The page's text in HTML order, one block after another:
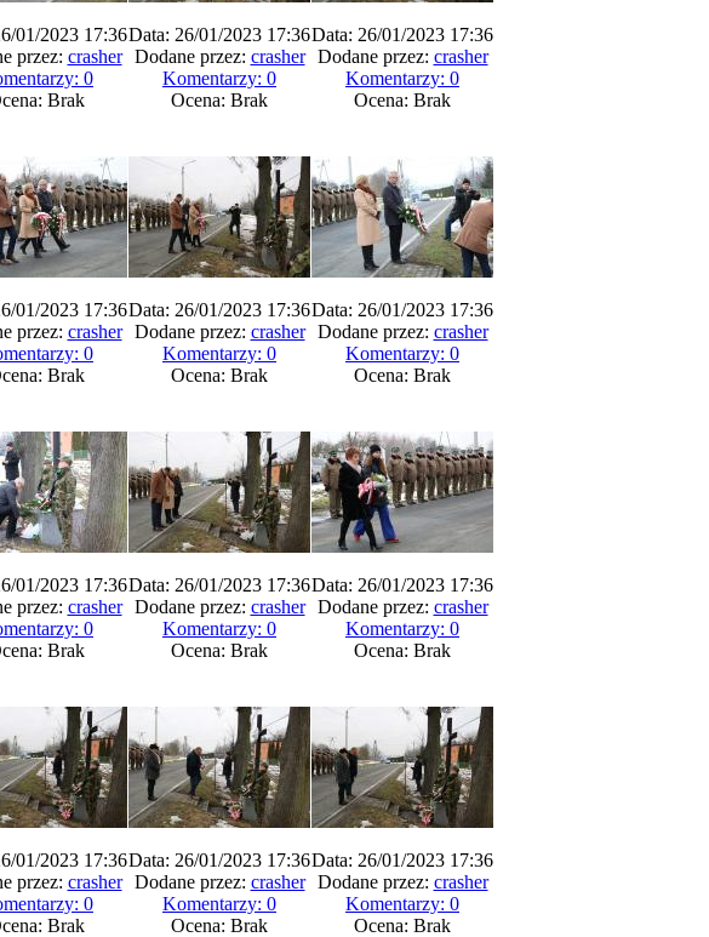
01/2023 17:36
przez: crasher
0
Brak
Data: 26/01/2023 17:36
Dodane przez: crasher
Komentarzy: 0
Ocena: Brak
Data: 26/01/2023 17:36
Dodane przez: crasher
Komentarzy: 0
Ocena: Brak
01/2023 17:36
przez: crasher
0
Brak
Data: 26/01/2023 17:36
Dodane przez: crasher
Komentarzy: 0
Ocena: Brak
Data: 26/01/2023 17:36
Dodane przez: crasher
Komentarzy: 0
Ocena: Brak
01/2023 17:36
przez: crasher
0
Brak
Data: 26/01/2023 17:36
Dodane przez: crasher
Komentarzy: 0
Ocena: Brak
Data: 26/01/2023 17:36
Dodane przez: crasher
Komentarzy: 0
Ocena: Brak
01/2023 17:36
przez: crasher
0
Brak
Data: 26/01/2023 17:36
Dodane przez: crasher
Komentarzy: 0
Ocena: Brak
Data: 26/01/2023 17:36
Dodane przez: crasher
Komentarzy: 0
Ocena: Brak